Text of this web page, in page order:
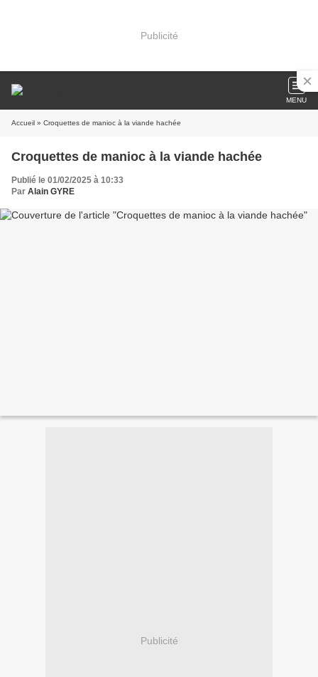
Publicité
MENU
Accueil » Croquettes de manioc à la viande hachée
Croquettes de manioc à la viande hachée
Publié le 01/02/2025 à 10:33
Par Alain GYRE
Publicité